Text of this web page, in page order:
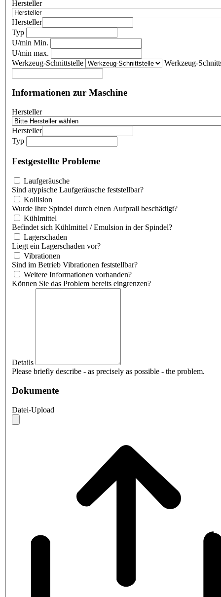
Hersteller
Hersteller
Typ
U/min Min.
U/min max.
Werkzeug-Schnittstelle
Werkzeug-
Informationen zur Maschine
Hersteller
Hersteller
Typ
Festgestellte Probleme
Laufgeräusche
Sind atypische Laufgeräusche feststellbar?
Kollision
Wurde Ihre Spindel durch einen Aufprall beschädigt?
Kühlmittel
Befindet sich Kühlmittel / Emulsion in der Spindel?
Lagerschaden
Liegt ein Lagerschaden vor?
Vibrationen
Sind im Betrieb Vibrationen feststellbar?
Weitere Informationen vorhanden?
Können Sie das Problem bereits eingrenzen?
Details
Please briefly describe - as precisely as possible - the problem.
Dokumente
Datei-Upload